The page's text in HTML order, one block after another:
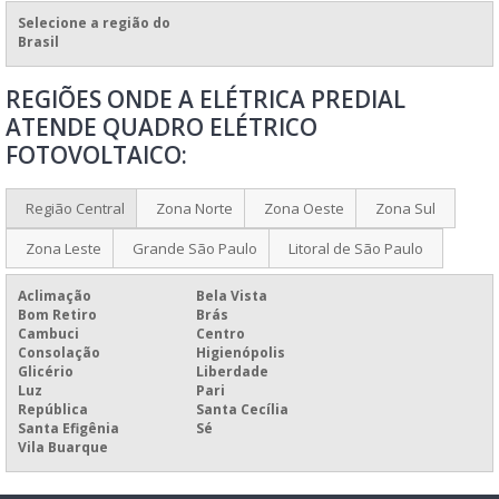
VALOR DE QUADRO ELÉTRICO
VENDA DE QUADROS E PAINÉIS
VENDA DE QUADROS E PAINÉIS ELÉTRICOS
MANUTENÇÃO ELÉTRICA PREDIAL E INDUSTRIAL
FABRICAÇÃO DE QUADROS ELÉTRICOS
FABRICANTE DE QUADROS ELÉTRICOS
MONTAGEM DE QUADRO DE DISJUNTORES
MONTAGEM DE QUADRO DE DISTRIBUIÇÃO
MONTAGEM DE QUADRO DE DISTRIBUIÇÃO BIFÁSICO
MONTAGEM DE QUADRO ELÉTRICO MONOFÁSICO
MONTAGEM DE QUADRO ELÉTRICO RESIDENCIAL
MONTAGEM DE QUADRO ELÉTRICO TRIFÁSICO
MONTAGEM DE QUADROS ELÉTRICOS
Selecione a região do
Brasil
REGIÕES ONDE A ELÉTRICA PREDIAL
ATENDE QUADRO ELÉTRICO
FOTOVOLTAICO:
Região Central Zona Norte Zona Oeste
Zona Sul
Zona Leste
Grande São Paulo Litoral de São Paulo
Aclimação
Bela Vista
Bom Retiro
Brás
Cambuci
Centro
Consolação
Higienópolis
Glicério
Liberdade
Luz
Pari
República
Santa Cecília
Santa Efigênia
Sé
Vila Buarque